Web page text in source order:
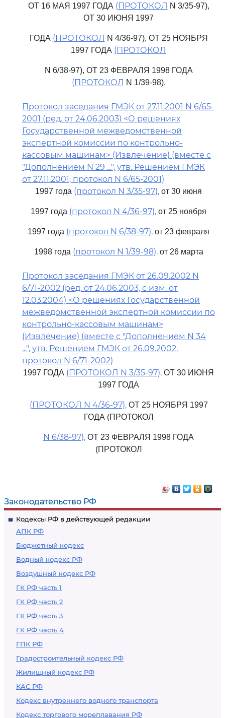
Законодательство РФ
Кодексы РФ в действующей редакции
АПК РФ
Бюджетный кодекс
Водный кодекс РФ
Воздушный кодекс РФ
ГК РФ часть 1
ГК РФ часть 2
ГК РФ часть 3
ГК РФ часть 4
ГПК РФ
Градостроительный кодекс РФ
Жилищный кодекс РФ
КАС РФ
Кодекс внутреннего водного транспорта
Кодекс торгового мореплавания РФ
ОТ 16 МАЯ 1997 ГОДА (ПРОТОКОЛ N 3/35-97),
ОТ 30 ИЮНЯ 1997
ГОДА (ПРОТОКОЛ N 4/36-97), ОТ 25 НОЯБРЯ
1997 ГОДА (ПРОТОКОЛ
N 6/38-97), ОТ 23 ФЕВРАЛЯ 1998 ГОДА
(ПРОТОКОЛ N 1/39-98),
Протокол заседания ГМЭК от 27.11.2001 N 6/65-
2001 (ред. от 24.06.2003) <О решениях
Государственной межведомственной
экспертной комиссии по контрольно-
кассовым машинам> (Извлечение) (вместе с
"Дополнением N 29 ...", утв. Решением ГМЭК
от 27.11.2001, протокол N 6/65-2001)
1997 года (протокол N 3/35-97), от 30 июня
1997 года (протокол N 4/36-97), от 25 ноября
1997 года (протокол N 6/38-97), от 23 февраля
1998 года (протокол N 1/39-98),от 26 марта
Протокол заседания ГМЭК от 26.09.2002 N
6/71-2002 (ред. от 24.06.2003, с изм. от
12.03.2004) <О решениях Государственной
межведомственной экспертной комиссии по
контрольно-кассовым машинам>
(Извлечение) (вместе с "Дополнением N 34
...", утв. Решением ГМЭК от 26.09.2002,
протокол N 6/71-2002)
1997 ГОДА (ПРОТОКОЛ N 3/35-97), ОТ 30 ИЮНЯ
1997 ГОДА
(ПРОТОКОЛ N 4/36-97),ОТ 25 НОЯБРЯ 1997
ГОДА (ПРОТОКОЛ
N 6/38-97), ОТ 23 ФЕВРАЛЯ 1998 ГОДА
(ПРОТОКОЛ